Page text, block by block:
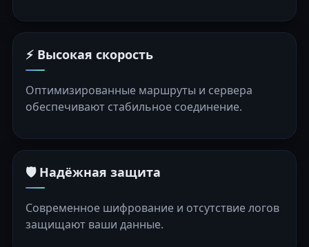
⚡ Высокая скорость
Оптимизированные маршруты и сервера
обеспечивают стабильное соединение.
🛡️ Надёжная защита
Современное шифрование и отсутствие логов
защищают ваши данные.